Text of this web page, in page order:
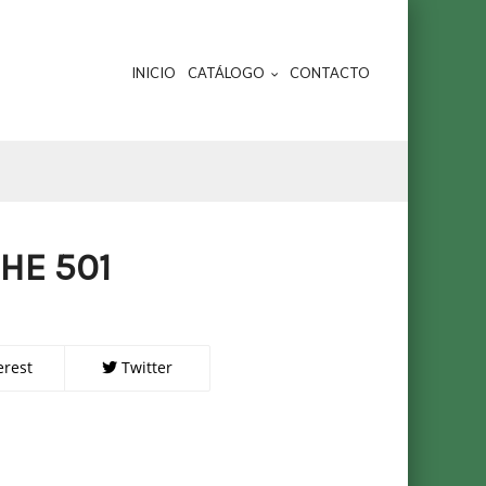
INICIO CATÁLOGO CONTACTO
501
Twitter